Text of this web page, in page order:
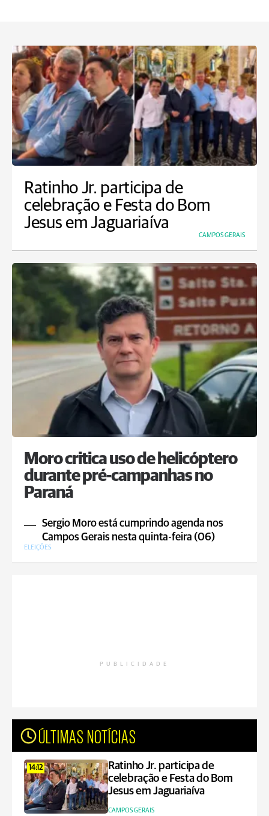
Ratinho Jr. participa de
celebração e Festa do Bom
Jesus em Jaguariaíva
CAMPOS GERAIS
Moro critica uso de helicóptero
durante pré-campanhas no
Paraná
Sergio Moro está cumprindo agenda nos
Campos Gerais nesta quinta-feira (06)
ELEIÇÕES
PUBLICIDADE
ÚLTIMAS NOTÍCIAS
14:12
Ratinho Jr. participa de
celebração e Festa do Bom
Jesus em Jaguariaíva
CAMPOS GERAIS